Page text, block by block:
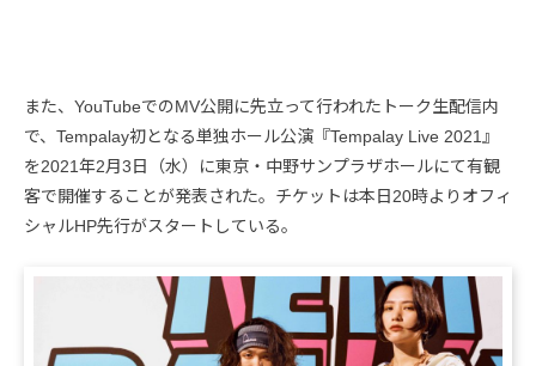
また、YouTubeでのMV公開に先立って行われたトーク生配信内
で、Tempalay初となる単独ホール公演『Tempalay Live 2021』
を2021年2月3日（水）に東京・中野サンプラザホールにて有観
客で開催することが発表された。チケットは本日20時よりオフィ
シャルHP先行がスタートしている。